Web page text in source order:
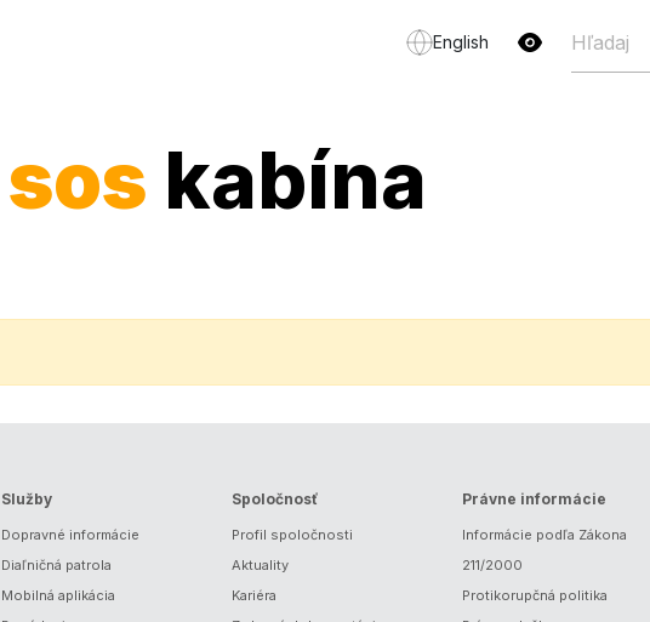
English
sos kabína
Služby
Dopravné informácie
Diaľničná patrola
Mobilná aplikácia
Spoločnosť
Profil spoločnosti
Aktuality
Kariéra
Právne informácie
Informácie podľa Zákona
211/2000
Protikorupčná politika